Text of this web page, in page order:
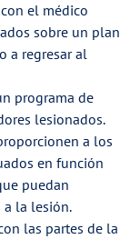
el médico
sobre un plan
a regresar al
programa de
lesionados.
a los
en función
puedan
a la lesión.
las partes de la